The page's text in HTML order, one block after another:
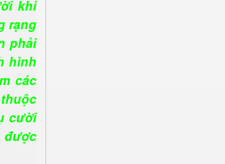
khi
rạng
phải
hình
các
cười
được